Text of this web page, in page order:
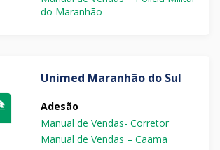
do Maranhão
Unimed Maranhão do Sul
Adesão
Manual de Vendas- Corretor
Manual de Vendas – Caama